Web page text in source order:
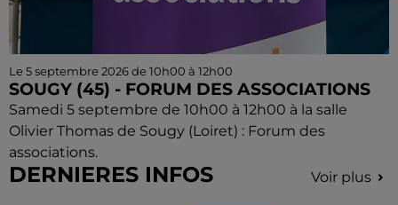
Le 5 septembre 2026 de 10h00 à 12h00
SOUGY (45) - FORUM DES ASSOCIATIONS
Samedi 5 septembre de 10h00 à 12h00 à la salle
Olivier Thomas de Sougy (Loiret) : Forum des
associations.
DERNIERES INFOS Voir plus